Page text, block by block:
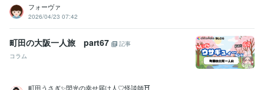
フォーヴァ
2026/04/23 07:42
町田の大阪一人旅 part67
記事
コラム
町田うさぎ✨閃光の幸せ届け人♡怪談師⛩️